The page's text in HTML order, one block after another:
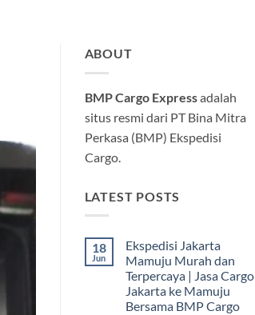
ABOUT
BMP Cargo Expressadalah
situs resmi dari PT Bina Mitra
Perkasa (BMP) Ekspedisi
Cargo.
LATEST POSTS
18
Jun
Ekspedisi Jakarta
Mamuju Murah dan
Terpercaya | Jasa Cargo
Jakarta ke Mamuju
Bersama BMP Cargo